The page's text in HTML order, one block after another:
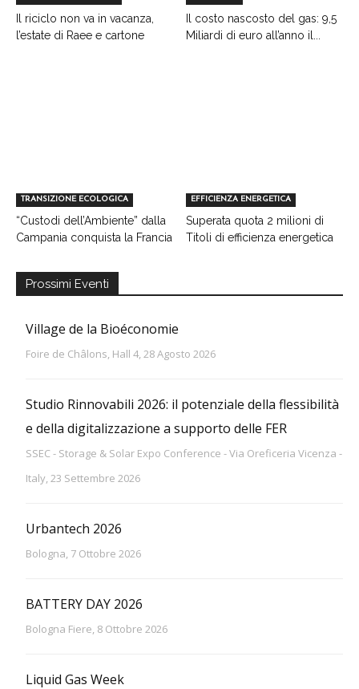
Il riciclo non va in vacanza,
l’estate di Raee e cartone
Il costo nascosto del gas: 9,5
Miliardi di euro all’anno il...
TRANSIZIONE ECOLOGICA
“Custodi dell’Ambiente” dalla
Campania conquista la Francia
EFFICIENZA ENERGETICA
Superata quota 2 milioni di
Titoli di efficienza energetica
Prossimi Eventi
Village de la Bioéconomie
Foire de Châlons, Hall 4, 28 Agosto 2026
Studio Rinnovabili 2026: il potenziale della flessibilità
e della digitalizzazione a supporto delle FER
SSEC - Storage & Solar Expo Conference - Via Oreficeria Vicenza -
Italy, 23 Settembre 2026
Urbantech 2026
Bologna, 7 Ottobre 2026
BATTERY DAY 2026
Bologna Fiere, 8 Ottobre 2026
Liquid Gas Week